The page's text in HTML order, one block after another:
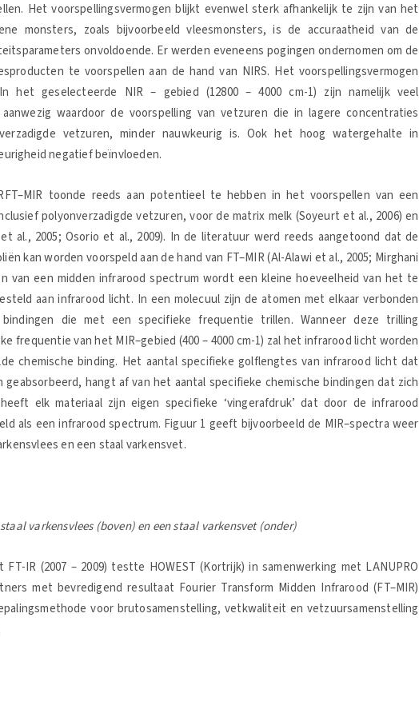
Het voorspellingsvermogen blijkt evenwel sterk afhankelijk te zijn van het
monsters, zoals bijvoorbeeld vleesmonsters, is de accuraatheid van de
onvoldoende. Er werden eveneens pogingen ondernomen om de
te voorspellen aan de hand van NIRS. Het voorspellingsvermogen
het geselecteerde NIR – gebied (12800 – 4000 cm-1) zijn namelijk veel
waardoor de voorspelling van vetzuren die in lagere concentraties
vetzuren, minder nauwkeurig is. Ook het hoog watergehalte in
negatief beïnvloeden.
toonde reeds aan potentieel te hebben in het voorspellen van een
polyonverzadigde vetzuren, voor de matrix melk (Soyeurt et al., 2006) en
al., 2005; Osorio et al., 2009). In de literatuur werd reeds aangetoond dat de
kan worden voorspeld aan de hand van FT–MIR (Al-Alawi et al., 2005; Mirghani
van een midden infrarood spectrum wordt een kleine hoeveelheid van het te
aan infrarood licht. In een molecuul zijn de atomen met elkaar verbonden
die met een specifieke frequentie trillen. Wanneer deze trilling
frequentie van het MIR–gebied (400 – 4000 cm-1) zal het infrarood licht worden
chemische binding. Het aantal specifieke golflengtes van infrarood licht dat
geabsorbeerd, hangt af van het aantal specifieke chemische bindingen dat zich
elk materiaal zijn eigen specifieke ‘vingerafdruk’ dat door de infrarood
als een infrarood spectrum. Figuur 1 geeft bijvoorbeeld de MIR–spectra weer
en een staal varkensvet.
varkensvlees (boven) en een staal varkensvet (onder)
IR (2007 – 2009) testte HOWEST (Kortrijk) in samenwerking met LANUPRO
met bevredigend resultaat Fourier Transform Midden Infrarood (FT–MIR)
voor brutosamenstelling, vetkwaliteit en vetzuursamenstelling